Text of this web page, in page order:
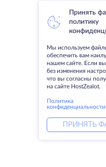
Принять
политику
Мы используем
обеспечить вам
нашем сайте. Если
без изменения
что вы согласны
на сайте HostZealot.
Политика
конфиденциальности
ПРИНЯТЬ